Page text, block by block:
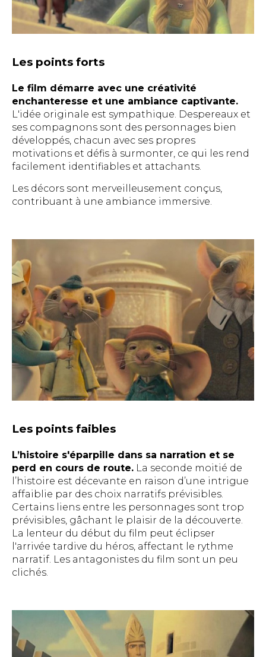
Les points forts
Le film démarre avec une créativité
enchanteresse et une ambiance captivante.
L'idée originale est sympathique. Despereaux et
ses compagnons sont des personnages bien
développés, chacun avec ses propres
motivations et défis à surmonter, ce qui les rend
facilement identifiables et attachants.
Les décors sont merveilleusement conçus,
contribuant à une ambiance immersive.
Les points faibles
L’histoire s'éparpille dans sa narration et se
perd en cours de route. La seconde moitié de
l’histoire est décevante en raison d’une intrigue
affaiblie par des choix narratifs prévisibles.
Certains liens entre les personnages sont trop
prévisibles, gâchant le plaisir de la découverte.
La lenteur du début du film peut éclipser
l'arrivée tardive du héros, affectant le rythme
narratif. Les antagonistes du film sont un peu
clichés.